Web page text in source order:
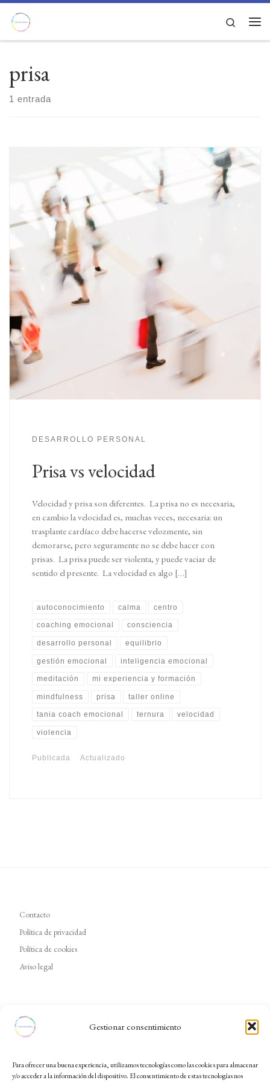
Gestionar consentimiento
Para ofrecer una buena experiencia, utilizamos tecnologías como las cookies para almacenar
y/o acceder a la información del dispositivo. El consentimiento de estas tecnologías nos
Saltar al contenido
Search
prisa
1 entrada
DESARROLLO PERSONAL
Prisa vs velocidad
Velocidad y prisa son diferentes. La prisa no es necesaria,
en cambio la velocidad es, muchas veces, necesaria: un
trasplante cardíaco debe hacerse velozmente, sin
demorarse, pero seguramente no se debe hacer con
prisas. La prisa puede ser violenta, y puede vaciar de
sentido el presente. La velocidad es algo […]
autoconocimiento calma centro
coaching emocional consciencia
desarrollo personal equilibrio
gestión emocional inteligencia emocional
meditación mi experiencia y formación
mindfulness prisa taller online
tania coach emocional ternura velocidad
violencia
Publicada Actualizado
Contacto
Política de privacidad
Política de cookies
Aviso legal